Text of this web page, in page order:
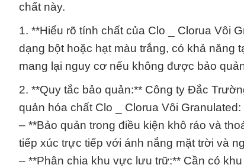
chất này.
1. **Hiểu rõ tính chất của Clo _ Clorua Vôi
dạng bột hoặc hạt màu trắng, có khả năng
mang lại nguy cơ nếu không được bảo
2. **Quy tắc bảo quản:** Công ty Đắc
quản hóa chất Clo _ Clorua Vôi Granulated:
– **Bảo quản trong điều kiện khô ráo và
tiếp xúc trực tiếp với ánh nắng mặt trời và
– **Phân chia khu vực lưu trữ:** Cần có